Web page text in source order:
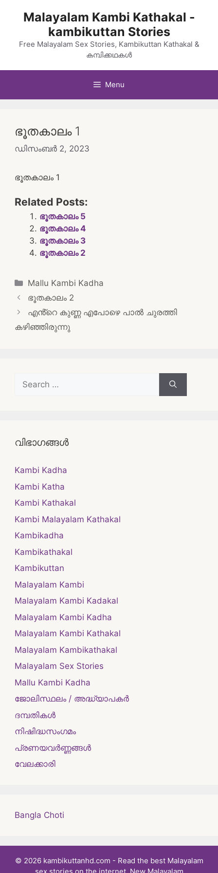
Malayalam Kambi Kathakal -
kambikuttan Stories
Free Malayalam Sex Stories, Kambikuttan Kathakal &
കമ്പിക്കഥകൾ
Menu
ഭൂതകാലം 1
ഡിസംബർ 2, 2023
ഭൂതകാലം 1
Related Posts:
ഭൂതകാലം 5
ഭൂതകാലം 4
ഭൂതകാലം 3
ഭൂതകാലം 2
Categories
Mallu Kambi Kadha
Post
navigation
ഭൂതകാലം 2
എൻ്റെ കുണ്ണ എപോഴെ പാൽ ചുരത്തി
കഴിഞ്ഞിരുന്നു
Search
for:
വിഭാഗങ്ങൾ
Kambi Kadha
Kambi Katha
Kambi Kathakal
Kambi Malayalam Kathakal
Kambikadha
Kambikathakal
Kambikuttan
Malayalam Kambi
Malayalam Kambi Kadakal
Malayalam Kambi Kadha
Malayalam Kambi Kathakal
Malayalam Kambikathakal
Malayalam Sex Stories
Mallu Kambi Kadha
ജോലിസ്ഥലം / അദ്ധ്യാപകർ
ദമ്പതികള്‍
നിഷിദ്ധസംഗമം
പ്രണയവർണ്ണങ്ങൾ
വേലക്കാരി
Bangla Choti
© 2026 kambikuttanhd.com - Read the best Malayalam